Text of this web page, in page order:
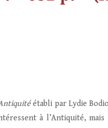
établi par Lydie
à l’Antiquité,